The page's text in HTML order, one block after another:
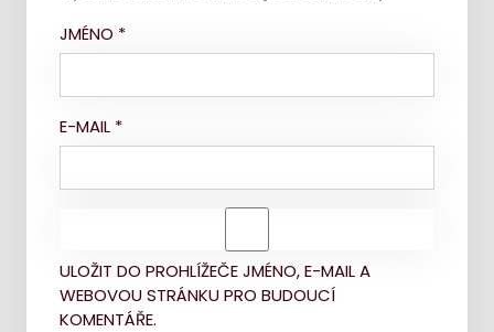
JMÉNO *
E-MAIL *
ULOŽIT DO PROHLÍŽEČE JMÉNO, E-MAIL A
WEBOVOU STRÁNKU PRO BUDOUCÍ
KOMENTÁŘE.